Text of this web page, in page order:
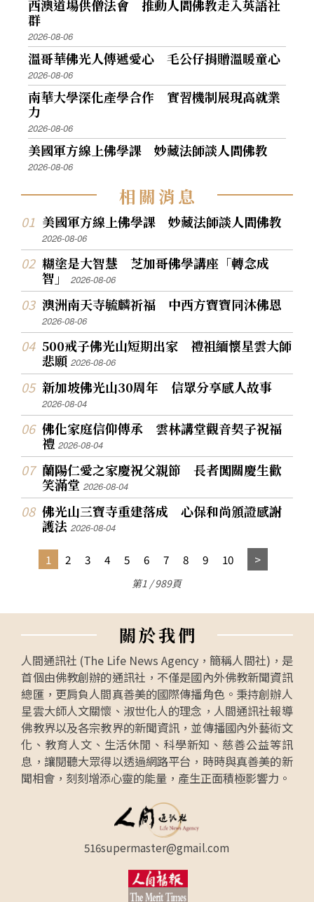
西澳道場供僧法會 推動人間佛教走入英語社
群
2026-08-06
溫哥華佛光人傳遞愛心 毛公仔捐贈溫暖童心
2026-08-06
南華大學深化產學合作 實習機制展現高就業
力
2026-08-06
美國軍方線上佛學課 妙藏法師談人間佛教
2026-08-06
相關消息
美國軍方線上佛學課 妙藏法師談人間佛教
2026-08-06
糊塗是大智慧 芝加哥佛學講座「轉念成
智」2026-08-06
澳洲南天寺毓麟祈福 中西方寶寶同沐佛恩
2026-08-06
500戒子佛光山短期出家 禮祖緬懷星雲大師
悲願2026-08-06
新加坡佛光山30周年 信眾分享感人故事
2026-08-04
佛化家庭信仰傳承 雲林講堂觀音契子祝福
禮2026-08-04
蘭陽仁愛之家慶祝父親節 長者闖關慶生歡
笑滿堂2026-08-04
佛光山三寶寺重建落成 心保和尚頒證感謝
護法2026-08-04
1 2 3 4 5 6 7 8 9 10
第1 / 989頁
關於我們
人間通訊社 (The Life News Agency，簡稱人間社)，是
首個由佛教創辦的通訊社，不僅是國內外佛教新聞資訊
總匯，更肩負人間真善美的國際傳播角色。秉持創辦人
星雲大師人文關懷、淑世化人的理念，人間通訊社報導
佛教界以及各宗教界的新聞資訊，並傳播國內外藝術文
化、教育人文、生活休閒、科學新知、慈善公益等訊
息，讓閱聽大眾得以透過網路平台，時時與真善美的新
聞相會，刻刻增添心靈的能量，產生正面積極影響力。
516supermaster@gmail.com